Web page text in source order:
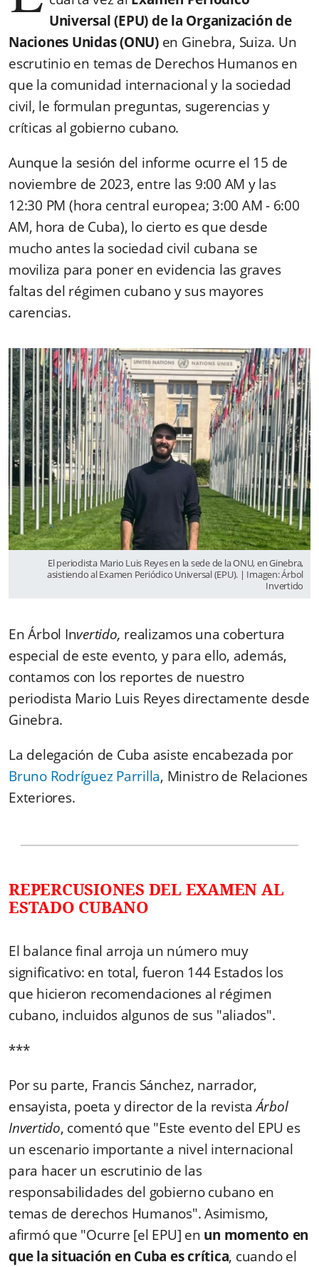
Universal (EPU) de la Organización de
Naciones Unidas (ONU)en Ginebra, Suiza. Un
escrutinio en temas de Derechos Humanos en
que la comunidad internacional y la sociedad
civil, le formulan preguntas, sugerencias y
críticas al gobierno cubano.
Aunque la sesión del informe ocurre el 15 de
noviembre de 2023, entre las 9:00 AM y las
12:30 PM (hora central europea; 3:00 AM - 6:00
AM, hora de Cuba), lo cierto es que desde
mucho antes la sociedad civil cubana se
moviliza para poner en evidencia las graves
faltas del régimen cubano y sus mayores
carencias.
El periodista Mario Luis Reyes en la sede de la ONU, en Ginebra,
asistiendo al Examen Periódico Universal (EPU). | Imagen: Árbol
Invertido
En Árbol Invertido, realizamos una cobertura
especial de este evento, y para ello, además,
contamos con los reportes de nuestro
periodista Mario Luis Reyes directamente desde
Ginebra.
La delegación de Cuba asiste encabezada por
Bruno Rodríguez Parrilla, Ministro de Relaciones
Exteriores.
REPERCUSIONES DEL EXAMEN AL
ESTADO CUBANO
El balance final arroja un número muy
significativo: en total, fueron 144 Estados los
que hicieron recomendaciones al régimen
cubano, incluidos algunos de sus "aliados".
***
Por su parte, Francis Sánchez, narrador,
ensayista, poeta y director de la revistaÁrbol
Invertido, comentó que "Este evento del EPU es
un escenario importante a nivel internacional
para hacer un escrutinio de las
responsabilidades del gobierno cubano en
temas de derechos Humanos". Asimismo,
afirmó que "Ocurre [el EPU] en un momento en
que la situación en Cuba es crítica, cuando el